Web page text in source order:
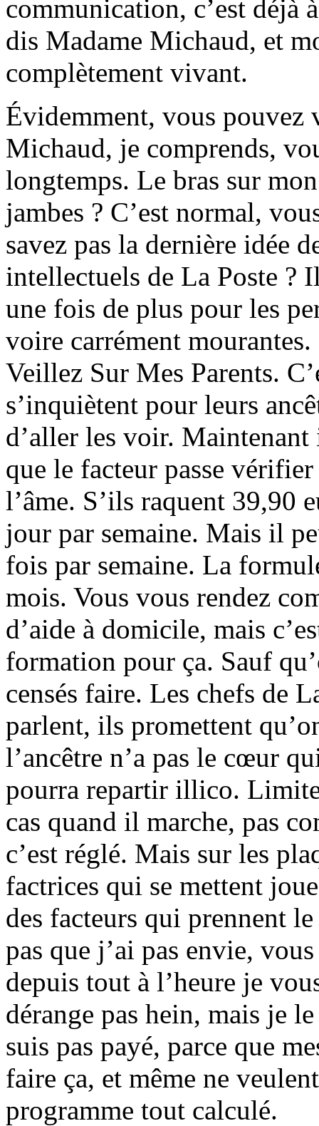
communication, c’est déjà
dis Madame Michaud, et
complètement vivant.
Évidemment, vous pouvez
Michaud, je comprends,
longtemps. Le bras sur
jambes ? C’est normal,
savez pas la dernière idée
intellectuels de La Poste ?
une fois de plus pour les
voire carrément
Veillez Sur Mes Parents.
s’inquiètent pour leurs
d’aller les voir.
que le facteur passe
l’âme. S’ils raquent 39,90
jour par semaine. Mais il
fois par semaine. La
mois. Vous vous rendez
d’aide à domicile, mais
formation pour ça. Sauf
censés faire. Les chefs de
parlent, ils promettent
l’ancêtre n’a pas le cœur
pourra repartir illico.
cas quand il marche, pas
c’est réglé. Mais sur les
factrices qui se mettent
des facteurs qui prennent
pas que j’ai pas envie,
depuis tout à l’heure je
dérange pas hein, mais je
suis pas payé, parce que
faire ça, et même ne
programme tout calculé.